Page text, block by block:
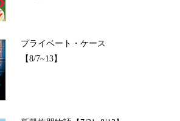
プライベート・ケース
【8/7~13】